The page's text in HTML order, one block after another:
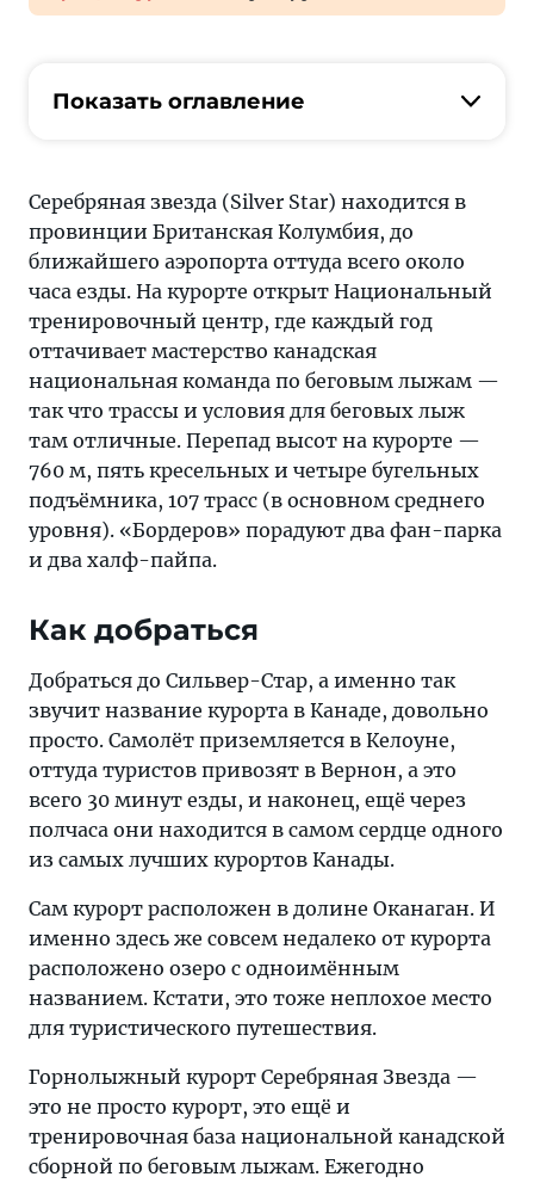
Показать оглавление
Серебряная звезда (Silver Star) находится в
провинции Британская Колумбия, до
ближайшего аэропорта оттуда всего около
часа езды. На курорте открыт Национальный
тренировочный центр, где каждый год
оттачивает мастерство канадская
национальная команда по беговым лыжам —
так что трассы и условия для беговых лыж
там отличные. Перепад высот на курорте —
760 м, пять кресельных и четыре бугельных
подъёмника, 107 трасс (в основном среднего
уровня). «Бордеров» порадуют два фан-парка
и два халф-пайпа.
Как добраться
Добраться до Сильвер-Стар, а именно так
звучит название курорта в Канаде, довольно
просто. Самолёт приземляется в Келоуне,
оттуда туристов привозят в Вернон, а это
всего 30 минут езды, и наконец, ещё через
полчаса они находится в самом сердце одного
из самых лучших курортов Канады.
Сам курорт расположен в долине Оканаган. И
именно здесь же совсем недалеко от курорта
расположено озеро с одноимённым
названием. Кстати, это тоже неплохое место
для туристического путешествия.
Горнолыжный курорт Серебряная Звезда —
это не просто курорт, это ещё и
тренировочная база национальной канадской
сборной по беговым лыжам. Ежегодно